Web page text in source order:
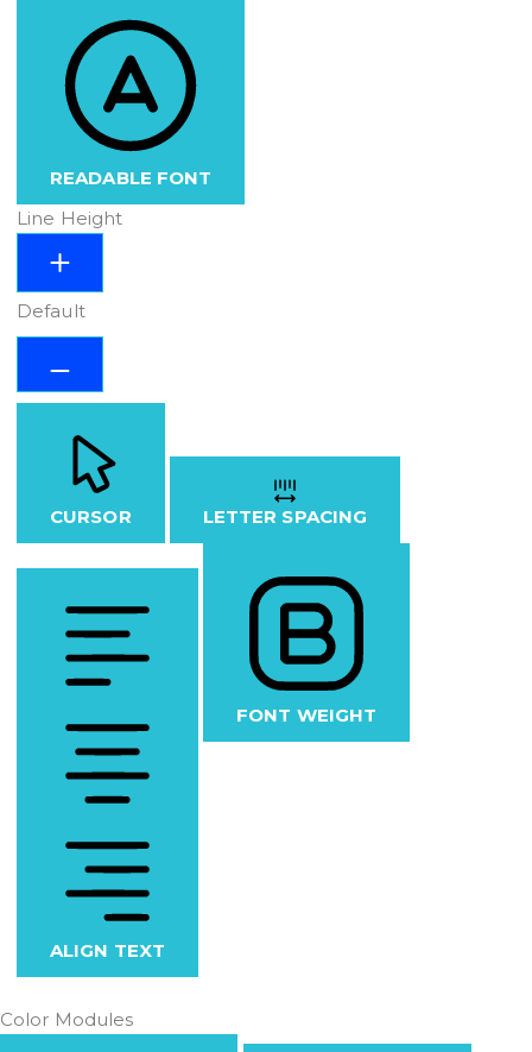
READABLE FONT
Line Height
Default
CURSOR LETTER SPACING
ALIGN TEXT
FONT WEIGHT
Color Modules